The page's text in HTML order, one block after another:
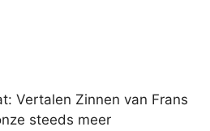
Vertalen Zinnen van Frans
steeds meer